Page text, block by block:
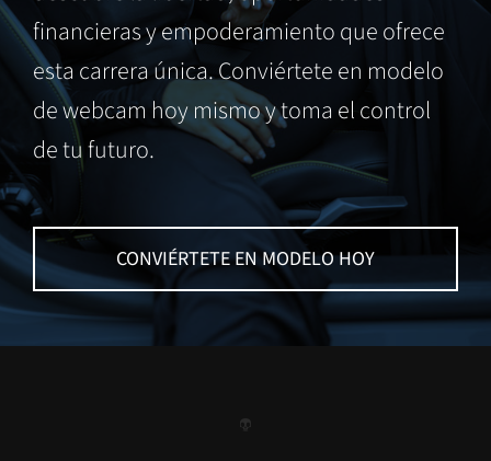
financieras y empoderamiento que ofrece
esta carrera única. Conviértete en modelo
de webcam hoy mismo y toma el control
de tu futuro.
CONVIÉRTETE EN MODELO HOY